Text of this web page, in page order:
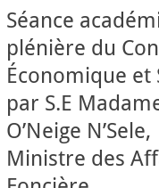
Séance
plénière du
Économique et
par S.E
O’Neige N’Sele,
Ministre des